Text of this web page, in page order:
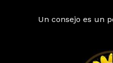
Un consejo es un